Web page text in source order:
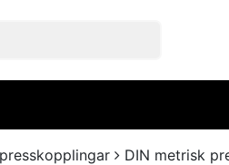
DIN metrisk